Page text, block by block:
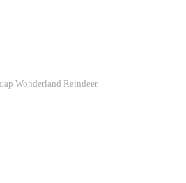
Wonderland Reindeer